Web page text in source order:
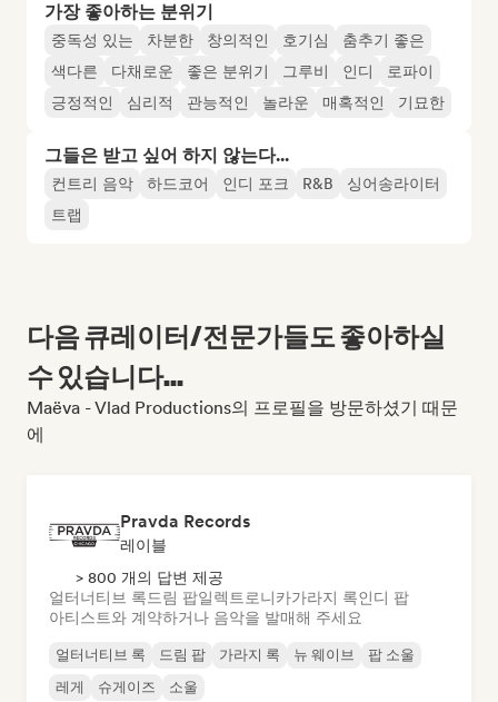
가장 좋아하는 분위기
중독성 있는 차분한 창의적인 호기심
춤추기 좋은
색다른
다채로운 좋은 분위기 그루비 인디
로파이
긍정적인
심리적 관능적인 놀라운 매혹적인 기묘한
그들은 받고 싶어 하지 않는다...
컨트리 음악 하드코어 인디 포크 R&B
싱어송라이터
트랩
다음 큐레이터/전문가들도 좋아하실
수 있습니다...
Maëva - Vlad Productions의 프로필을 방문하셨기 때문
에
Pravda Records
레이블
> 800 개의 답변 제공
얼터너티브 록드림 팝일렉트로니카가라지 록인디 팝
아티스트와 계약하거나 음악을 발매해 주세요
얼터너티브 록 드림 팝 가라지 록 뉴 웨이브
팝 소울
레게
슈게이즈 소울